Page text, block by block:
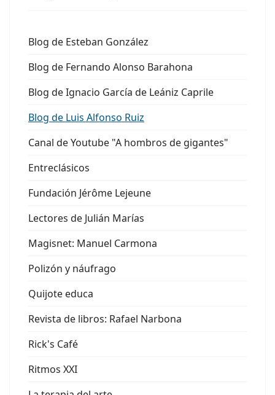
Blog de Esteban González
Blog de Fernando Alonso Barahona
Blog de Ignacio García de Leániz Caprile
Blog de Luis Alfonso Ruiz
Canal de Youtube "A hombros de gigantes"
Entreclásicos
Fundación Jérôme Lejeune
Lectores de Julián Marías
Magisnet: Manuel Carmona
Polizón y náufrago
Quijote educa
Revista de libros: Rafael Narbona
Rick's Café
Ritmos XXI